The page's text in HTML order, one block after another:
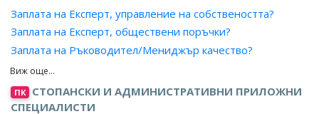
Заплата на Експерт, управление на собствеността?
Заплата на Експерт, обществени поръчки?
Заплата на Ръководител/Мениджър качество?
Заплата на Експерт лизинг?
Заплата на Мениджър, ключови клиенти?
Заплата на Експерт доставки, преработваща
ПК СТОПАНСКИ И АДМИНИСТРАТИВНИ ПРИЛОЖНИ
СПЕЦИАЛИСТИ